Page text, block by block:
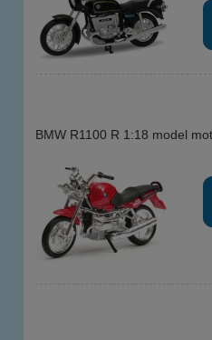
BMW R1100 R 1:18 model